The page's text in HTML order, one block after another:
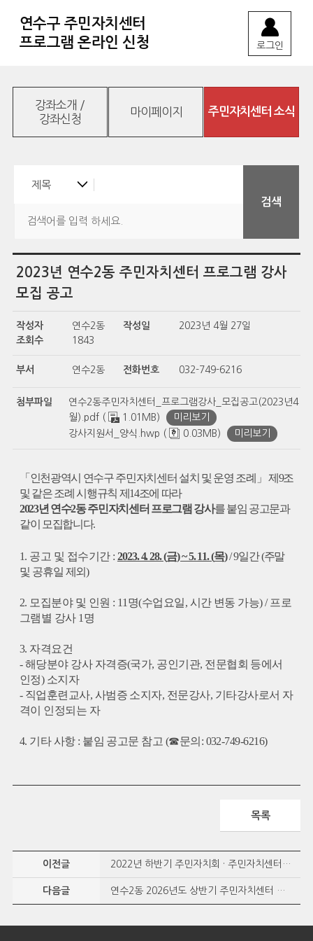
연수구 주민자치센터
프로그램 온라인 신청
로그인
강좌소개 /
강좌신청
마이페이지 주민자치센터 소식
2023년 연수2동 주민자치센터 프로그램 강사
모집 공고
작성자 연수2동 작성일
2023년 4월 27일
조회수
1843
부서 연수2동 전화번호 032-749-6216
첨부파일
연수2동주민자치센터_프로그램강사_모집공고(2023년4
월).pdf (
1.01MB)
미리보기
강사지원서_양식.hwp (
0.03MB) 미리보기
「 인천광역시 연수구 주민자치센터 설치 및 운영 조례 」 제 9조
및 같은 조례 시행규칙 제 14조에 따라
2023년 연수2동 주민자치센터 프로그램 강사를 붙임 공고문과
같이 모집합니다.
1. 공고 및 접수기간 : 2023. 4. 28. (금) ~ 5. 11. (목)/ 9일간(주말
및 공휴일 제외)
2. 모집분야 및 인원 : 11 명(수업요일, 시간 변동 가능) / 프로
그램별 강사 1 명
3. 자격요건
-해당분야 강사 자격증(국가, 공인기관, 전문협회 등에서
인정) 소지자
- 직업훈련교사, 사범증 소지자, 전문강사, 기타강사로서 자
격이 인정되는 자
4. 기타 사항 : 붙임 공고문 참고 (☎문의 : 032-749-6216)
목록
이전글 2022년 하반기 주민자치회 · 주민자치센터 감사보고서
다음글 연수2동 2026년도 상반기 주민자치센터 운영결과보고서 공개